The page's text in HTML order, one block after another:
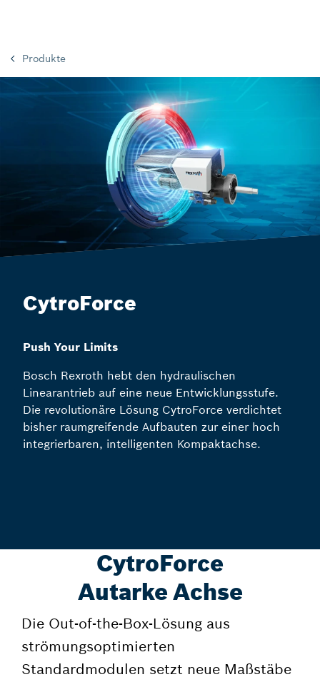
Produkte
CytroForce
Push Your Limits
Bosch Rexroth hebt den hydraulischen
Linearantrieb auf eine neue Entwicklungsstufe.
Die revolutionäre Lösung CytroForce verdichtet
bisher raumgreifende Aufbauten zur einer hoch
integrierbaren, intelligenten Kompaktachse.
CytroForce
Autarke Achse
Die Out-of-the-Box-Lösung aus
strömungsoptimierten
Standardmodulen setzt neue Maßstäbe